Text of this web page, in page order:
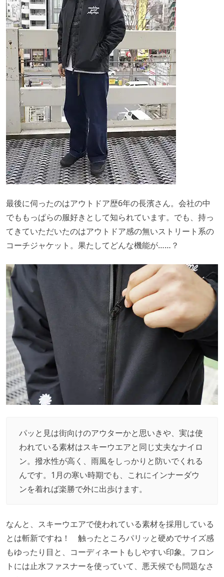
最後に伺ったのはアウトドア歴6年の長濱さん。会社の中
でももっぱらの服好きとして知られています。でも、持っ
てきていただいたのはアウトドア感の無いストリート系の
コーチジャケット。果たしてどんな機能が……？
パッと見は街向けのアウターかと思いきや、実は使
われている素材はスキーウエアと同じ丈夫なナイロ
ン。撥水性が高く、雨風をしっかりと防いでくれる
んです。1月の寒い時期でも、これにインナーダウ
ンを着れば楽勝で外に出歩けます。
なんと、スキーウエアで使われている素材を採用している
とは斬新ですね！ 触ったところパリッと硬めでサイズ感
もゆったり目と、コーディネートもしやすい印象。フロン
トには止水ファスナーを使っていて、悪天候でも問題なさ